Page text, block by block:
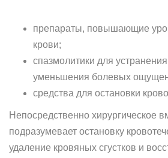
препараты, повышающие
крови;
спазмолитики для
уменьшения болевых
средства для остановки
Непосредственно хирургическое
подразумевает остановку
удаление кровяных сгустков и